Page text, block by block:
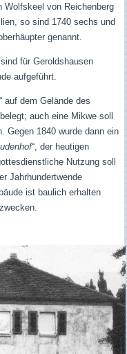
Wolfskeel von Reichenberg
so sind 1740 sechs und
genannt.
für Geroldshausen
aufgeführt.
auf dem Gelände des
auch eine Mikwe soll
Gegen 1840 wurde dann ein
“, der heutigen
Nutzung soll
Jahrhundertwende
ist baulich erhalten